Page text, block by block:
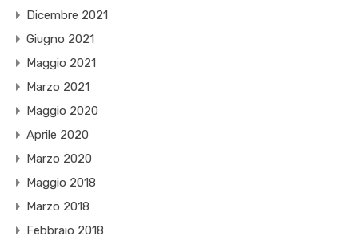
Dicembre 2021
Giugno 2021
Maggio 2021
Marzo 2021
Maggio 2020
Aprile 2020
Marzo 2020
Maggio 2018
Marzo 2018
Febbraio 2018